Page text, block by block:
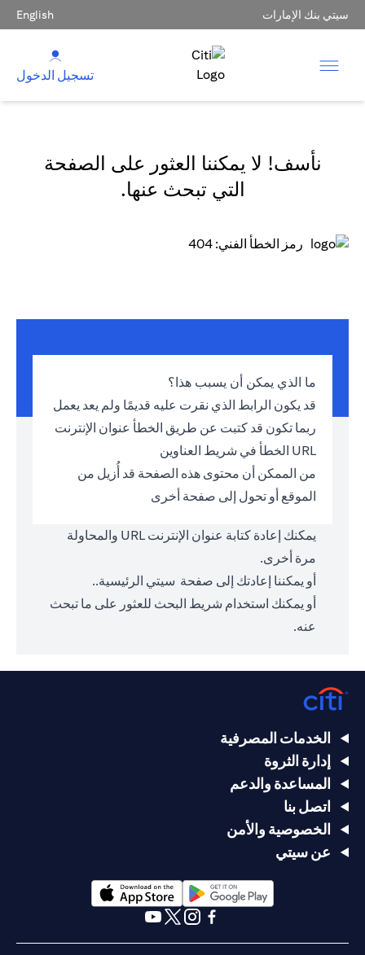
سيتي بنك الإمارات English
تسجيل الدخول
نأسف! لا يمكننا العثور على الصفحة
التي تبحث عنها.
رمز الخطأ الفني: 404
ما الذي يمكن أن يسبب هذا؟
قد يكون الرابط الذي نقرت عليه قديمًا ولم يعد يعمل
ربما تكون قد كتبت عن طريق الخطأ عنوان الإنترنت
URL الخطأ في شريط العناوين
من الممكن أن محتوى هذه الصفحة قد أُزيل من
الموقع أو تحول إلى صفحة أخرى
يمكنك إعادة كتابة عنوان الإنترنت URL والمحاولة
مرة أخرى.
أو يمكننا إعادتك إلى صفحة سيتي الرئيسية..
أو يمكنك استخدام شريط البحث للعثور على ما تبحث
عنه.
الخدمات المصرفية
إدارة الثروة
المساعدة والدعم
اتصل بنا
الخصوصية والأمن
عن سيتي
(opens in a new tab)